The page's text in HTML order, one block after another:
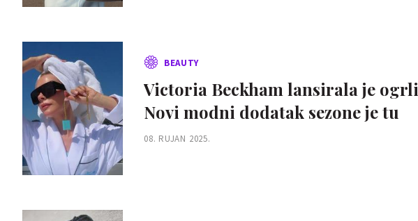
BEAUTY
Victoria Beckham lansirala je
Novi modni dodatak sezone je tu
08. RUJAN 2025.